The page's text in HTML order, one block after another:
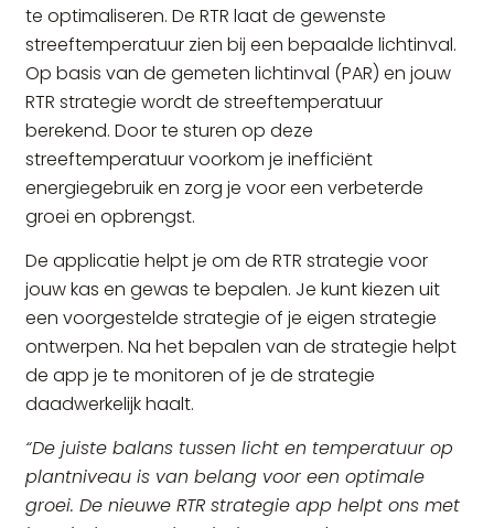
te optimaliseren. De RTR laat de gewenste
streeftemperatuur zien bij een bepaalde lichtinval.
Op basis van de gemeten lichtinval (PAR) en jouw
RTR strategie wordt de streeftemperatuur
berekend. Door te sturen op deze
streeftemperatuur voorkom je inefficiënt
energiegebruik en zorg je voor een verbeterde
groei en opbrengst.
De applicatie helpt je om de RTR strategie voor
jouw kas en gewas te bepalen. Je kunt kiezen uit
een voorgestelde strategie of je eigen strategie
ontwerpen. Na het bepalen van de strategie helpt
de app je te monitoren of je de strategie
daadwerkelijk haalt.
“De juiste balans tussen licht en temperatuur op
plantniveau is van belang voor een optimale
groei. De nieuwe RTR strategie app helpt ons met